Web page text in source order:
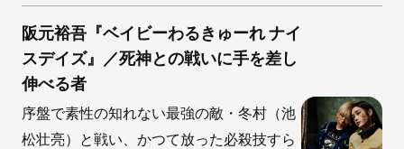
阪元裕吾『ベイビーわるきゅーれ ナイ
スデイズ』／死神との戦いに手を差し
伸べる者
序盤で素性の知れない最強の敵・冬村（池
松壮亮）と戦い、かつて放った必殺技すら